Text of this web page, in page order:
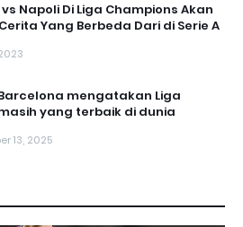
Napoli Di Liga Champions Akan
Yang Berbeda Dari di Serie A
mengatakan Liga
yang terbaik di dunia
13, 2025